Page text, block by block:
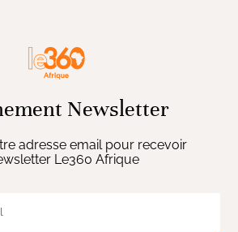
Newsletter
adresse email pour recevoir
Le360 Afrique